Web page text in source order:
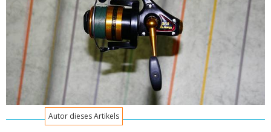
Autor dieses Artikels